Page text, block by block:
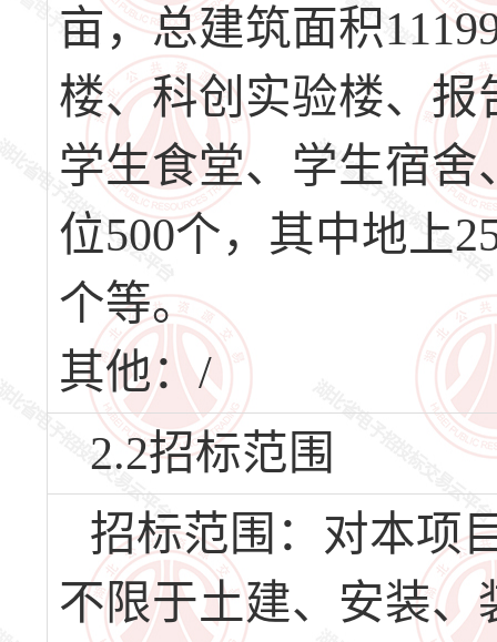
亩，总建筑面积
楼、科创实验楼、
学生食堂、学生宿
位500个，其中地上
个等。
其他：/
2.2招标范围
招标范围：对本项
不限于土建、安装